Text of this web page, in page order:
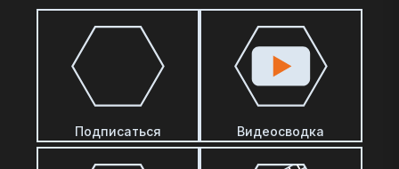
Подписаться Видеосводка